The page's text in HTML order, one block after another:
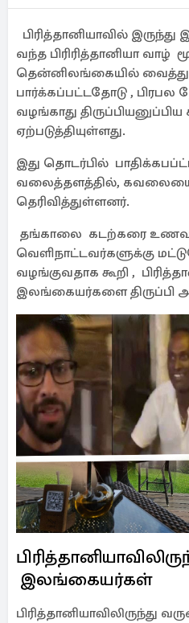
பிரித்தானியாவில்
வந்த பிரிரித்தானியா
தென்னிலங்கையில் வைத்து
பார்க்கப்பட்டதோடு ,
வழங்காது
ஏற்படுத்தியுள்ளது.
இது தொடர்பில்
வலைத்தளத்தில்,
தெரிவித்துள்ளனர்.
தங்காலை கடற்கரை
வெளிநாட்டவர்களுக்கு
வழங்குவதாக கூறி ,
இலங்கையர்களை திருப்பி
இலங்கையர்கள்
பிரித்தானியாவிலிருந்து